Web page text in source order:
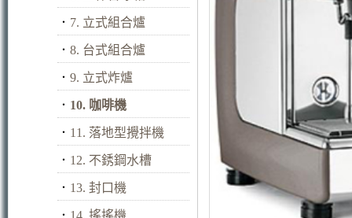
． 7. 立式組合爐
． 8. 台式組合爐
． 9. 立式炸爐
． 10. 咖啡機
． 11. 落地型攪拌機
． 12. 不銹鋼水槽
． 13. 封口機
． 14. 搖搖機